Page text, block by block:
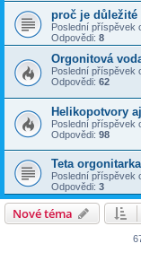
proč je důležité
Poslední příspěvek
Odpovědi: 8
Orgonitová
Poslední příspěvek
Odpovědi: 62
Helikopotvory
Poslední příspěvek
Odpovědi: 98
Teta orgonitarka
Poslední příspěvek
Odpovědi: 3
Nové téma